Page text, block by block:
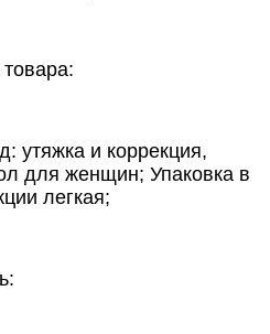
утяжка и коррекция,
для женщин; Упаковка в
легкая;